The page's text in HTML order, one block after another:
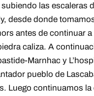
las escaleras
desde donde
antes de continuar a
caliza. A
Marnhac y
pueblo de
Luego continuamos la